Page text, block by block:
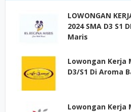
LOWONGAN
2024 SMA D3 S1
Maris
Lowongan Kerja
D3/S1 Di Aroma
Lowongan Kerja